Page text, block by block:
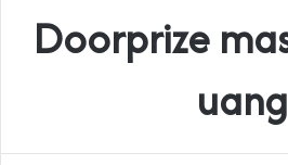
Doorprize
uang